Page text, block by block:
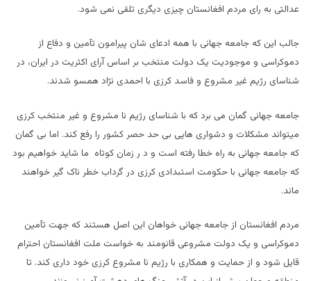
عدالتی به رای مردم افغانستان چیزی دیگری تلقی نمی شود.
جالب این که جامعه جهانی با همه ادعای شان پیرامون تآمین و دفاع از
دموکراسی و موجودیت یک دولت منتخب بر اساس آرای اکثریت در ایران، در
شناسای رژیم غیر مشروع و فاسد کرزی با احمدی نژاد همسو شدند.
جامعه جهانی گمان می برد که با شناسای رژیم نا مشروع و غیر منتخب کرزی
میتواند مشکلات و دشواری هایی بی حد حصر کشور را رفع کند. اما بی گمان
که جامعه جهانی به راه خطا رفته است و د ر زمان کوتاه ما شاید خواهیم بود
که جامعه جهانی با حکومت استبدادی کرزی در گرداب خطر ناک گیر خواهند
ماند.
مردم افغانستان از جامعه جهانی خواهان این اصل هستند که جهت تآمین
دموکراسی و یک دولت مشروعی قانومند به خواست ملت افغانستان احترام
قایل شود و از حمایت و همکاری با رژیم نا مشروع کرزی خود داری کند. تا